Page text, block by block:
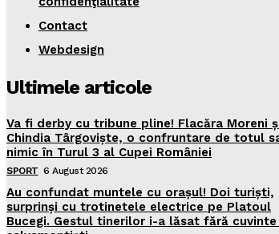
Contact
Webdesign
Ultimele articole
Va fi derby cu tribune pline! Flacăra Moreni
Chindia Târgoviște, o confruntare de totul
nimic în Turul 3 al Cupei României
SPORT 6 August 2026
Au confundat muntele cu orașul! Doi turiști,
surprinși cu trotinetele electrice pe Platoul
Bucegi. Gestul tinerilor i-a lăsat fără cuvinte